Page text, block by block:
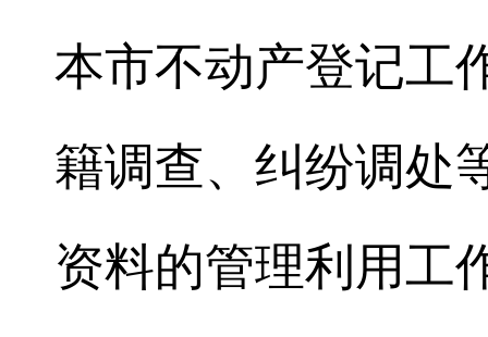
本市不动产登记工
籍调查、纠纷调处
资料的管理利用工